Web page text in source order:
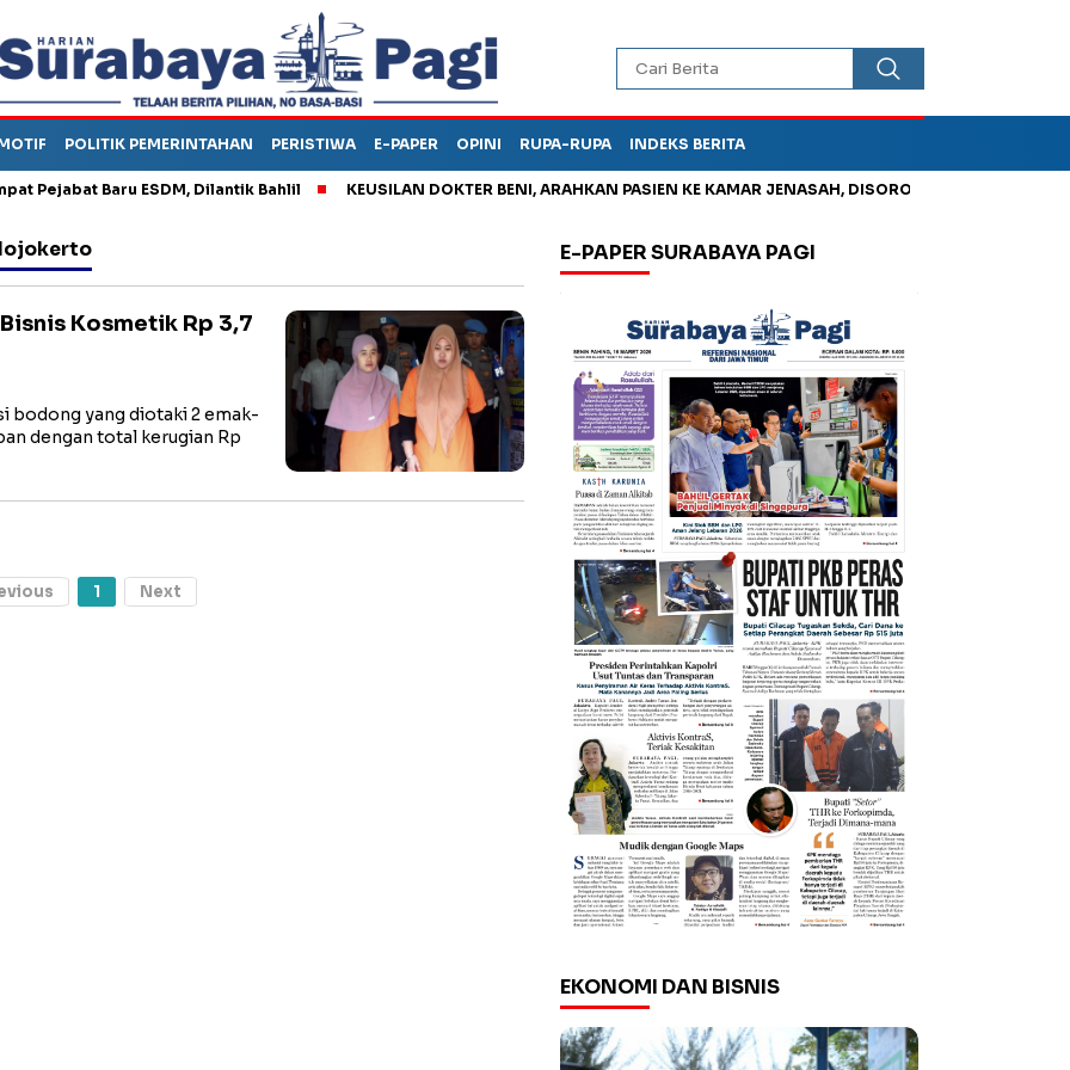
POLITIK PEMERINTAHAN PERISTIWA E-PAPER OPINI RUPA-RUPA INDEKS BERITA
Baru ESDM, Dilantik Bahlil KEUSILAN DOKTER BENI, ARAHKAN PASIEN KE KAMAR JENASAH, DISOROT
Kosmetik Rp 3,7
bodong yang diotaki 2 emak-
dengan total kerugian Rp
1 Next
E-PAPER SURABAYA PAGI
EKONOMI DAN BISNIS